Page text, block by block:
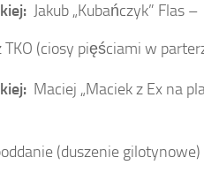
Jakub „Kubańczyk” Flas –
(ciosy pięściami w
Maciej „Maciek z Ex na
(duszenie